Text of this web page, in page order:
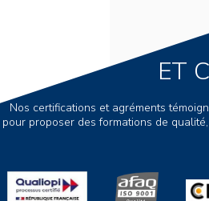
ET
Nos certifications et agréments
pour proposer des formations de